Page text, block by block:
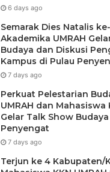
6 days ago
Semarak Dies Natalis
Akademika UMRAH
Budaya dan Diskusi
Kampus di Pulau
7 days ago
Perkuat Pelestarian
UMRAH dan Mahasiswa
Gelar Talk Show
Penyengat
7 days ago
Terjun ke 4 Kabupaten/